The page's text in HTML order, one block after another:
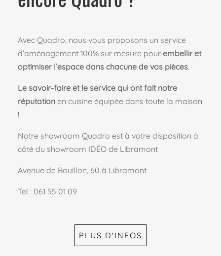
Avec Quadro, nous vous proposons un service
d’aménagement 100% sur mesure pour embellir et
optimiser l’espace dans chacune de vos pièces.
Le savoir-faire et le service qui ont fait notre
réputationen cuisine équipée dans toute la maison
!
Notre showroom Quadro est à votre disposition à
côté du showroom IDÉO de Libramont
Avenue de Bouillon, 60 à Libramont
Tel : 061 55 01 09
PLUS D'INFOS